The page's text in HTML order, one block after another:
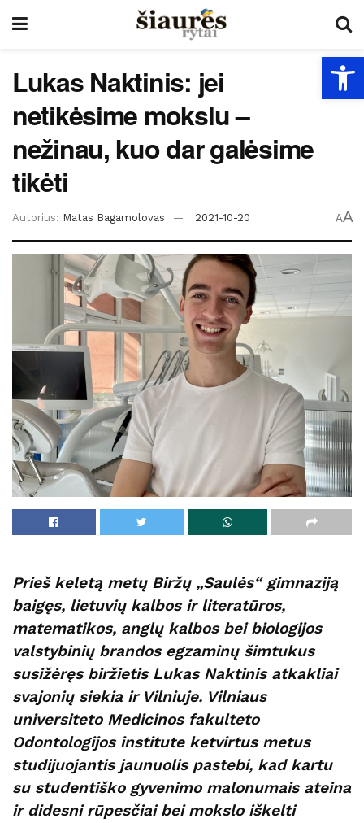
Lukas Naktinis: jei
netikėsime mokslu –
nežinau, kuo dar galėsime
tikėti
Autorius: Matas Bagamolovas 2021-10-20 AA
Prieš keletą metų Biržų „Saulės“ gimnaziją
baigęs, lietuvių kalbos ir literatūros,
matematikos, anglų kalbos bei biologijos
valstybinių brandos egzaminų šimtukus
susižėręs biržietis Lukas Naktinis atkakliai
svajonių siekia ir Vilniuje. Vilniaus
universiteto Medicinos fakulteto
Odontologijos institute ketvirtus metus
studijuojantis jaunuolis pastebi, kad kartu
su studentiško gyvenimo malonumais ateina
ir didesni rūpesčiai bei mokslo iškelti